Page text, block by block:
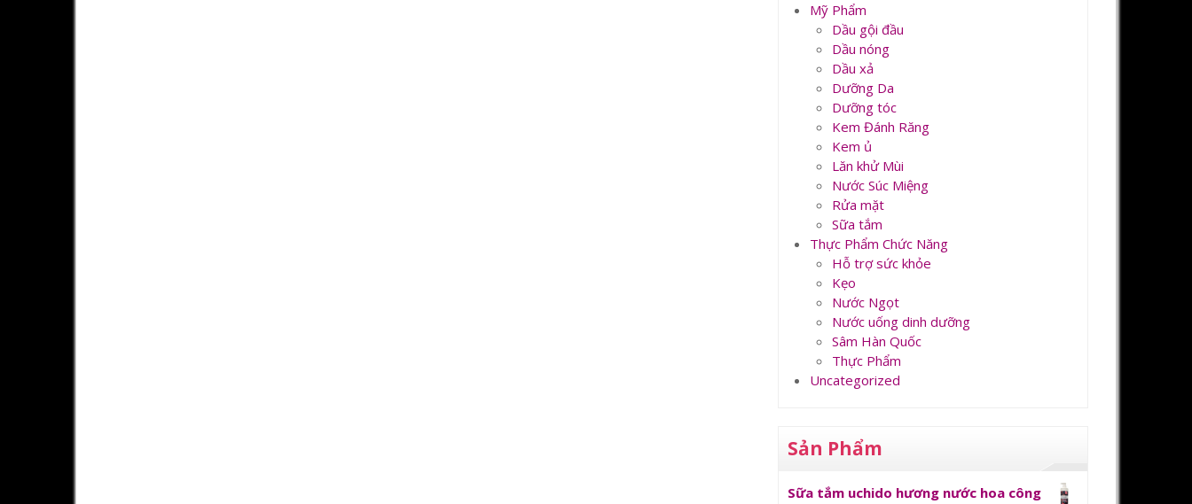
Mỹ Phẩm
Dầu gội đầu
Dầu nóng
Dầu xả
Dưỡng Da
Dưỡng tóc
Kem Đánh Răng
Kem ủ
Lăn khử Mùi
Nước Súc Miệng
Rửa mặt
Sữa tắm
Thực Phẩm Chức Năng
Hỗ trợ sức khỏe
Kẹo
Nước Ngọt
Nước uống dinh dưỡng
Sâm Hàn Quốc
Thực Phẩm
Uncategorized
Sản Phẩm
Sữa tắm uchido hương nước hoa công